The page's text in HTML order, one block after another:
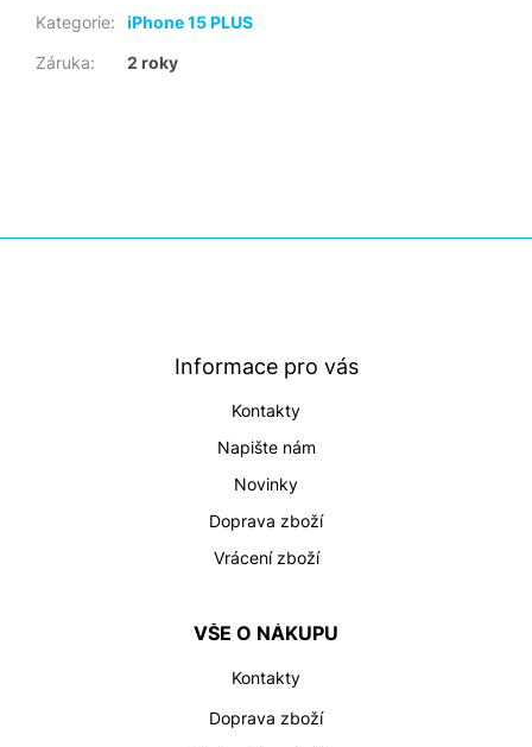
Kategorie:
iPhone 15 PLUS
Záruka: 2 roky
Informace pro vás
Kontakty
Napište nám
Novinky
Doprava zboží
Vrácení zboží
VŠE O NÁKUPU
Kontakty
Doprava zboží